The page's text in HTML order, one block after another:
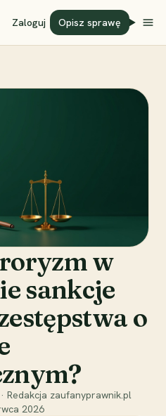
Zaloguj Opisz sprawę
w
sankcje
o
· Redakcja zaufanyprawnik.pl
2026